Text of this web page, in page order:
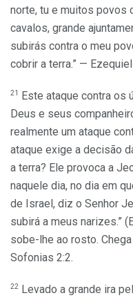
norte, tu e muitos povos
cavalos, grande
subirás contra o meu
cobrir a terra.” —
21
Este ataque contra os
Deus e seus
realmente um ataque
ataque exige a decisão
a terra? Ele provoca a
naquele dia, no dia em
de Israel, diz o Senhor
subirá a meus narizes.”
sobe-lhe ao rosto.
Sofonias 2:2.
22
Levado a grande ira